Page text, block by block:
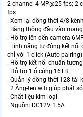
2-channel 4 MP@25 fps; 2-
fps
. Xem lại đồng thời 4/8 kênh
. Băng thông đầu vào
. Hỗ trợ lên đến camera
. Tính năng tự động kết nối
chỉ với 1-click (Auto pairing)
. Hỗ trợ kết nối chuẩn
. Hỗ trợ 1 ổ cứng 16TB
. Quản lý đồng thời 128 tài
. 2 Ăng-ten wifi giúp phát
. Chất liệu kim loại.
. Nguồn: DC12V 1.5A